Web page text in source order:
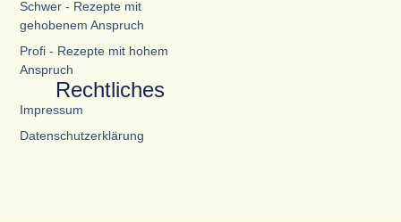
Schwer - Rezepte mit
gehobenem Anspruch
Profi - Rezepte mit hohem
Anspruch
Rechtliches
Impressum
Datenschutzerklärung